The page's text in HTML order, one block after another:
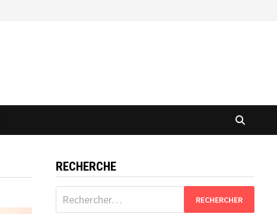
RECHERCHE
Rechercher :